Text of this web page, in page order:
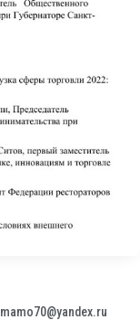
mamo70@yandex.ru